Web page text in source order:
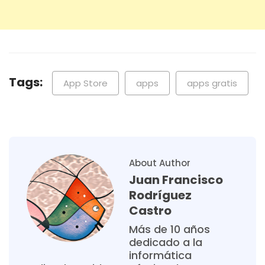
Tags: App Store apps apps gratis
About Author
Juan Francisco
Rodríguez
Castro
Más de 10 años
dedicado a la
informática